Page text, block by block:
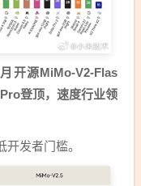
开源MiMo-V2-Flas
登顶，速度行业领
发者门槛。